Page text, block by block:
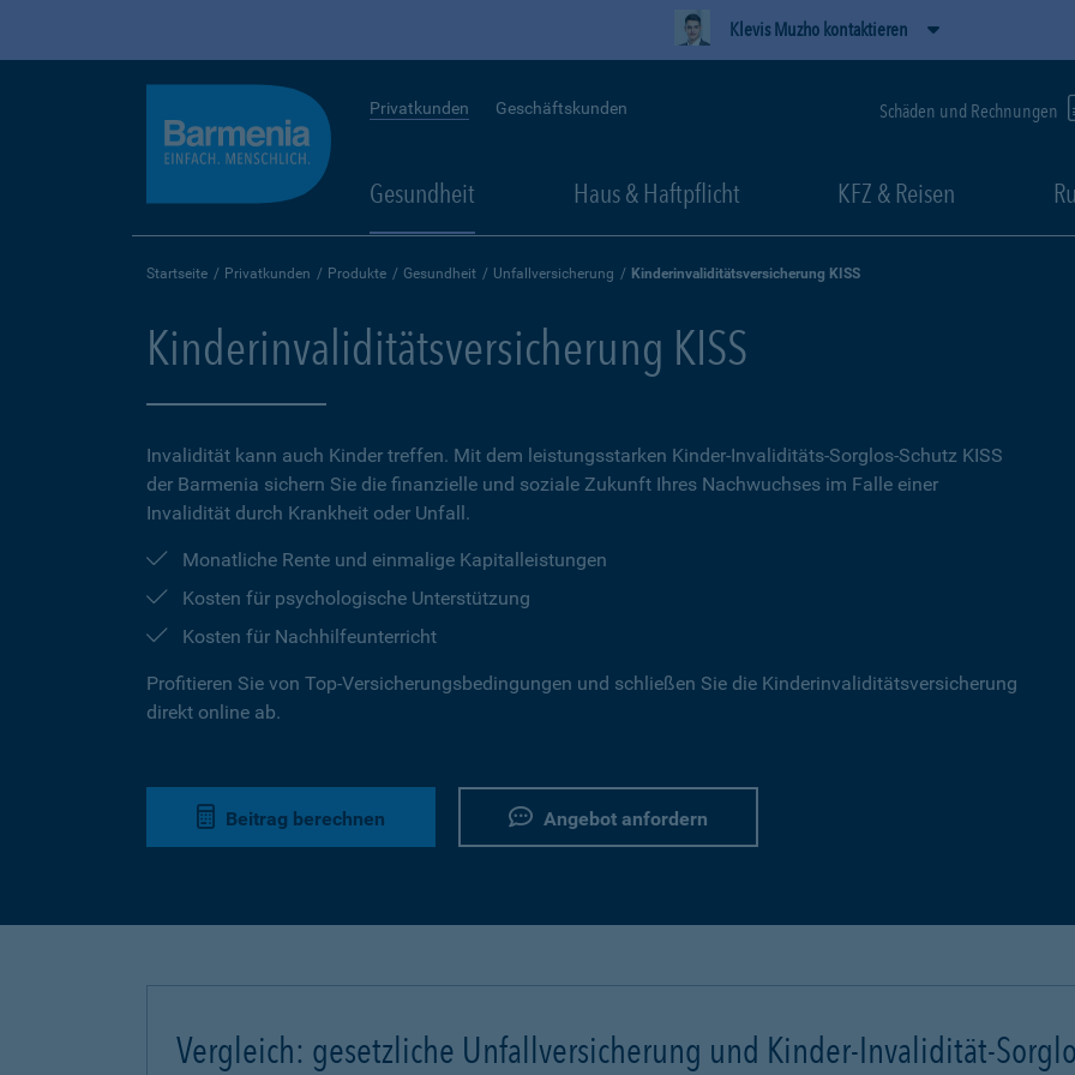
Klevis Muzho kontaktieren
Privatkunden Geschäftskunden Schäden und Rechnungen
Gesundheit Haus & Haftpflicht KFZ & Reisen
Startseite Privatkunden Produkte Gesundheit Unfallversicherung Kinderinvaliditätsversicherung KISS
Kinderinvaliditätsversicherung KISS
Invalidität kann auch Kinder treffen. Mit dem leistungsstarken Kinder-Invaliditäts-Sorglos-Schutz KISS
der Barmenia sichern Sie die finanzielle und soziale Zukunft Ihres Nachwuchses im Falle einer
Invalidität durch Krankheit oder Unfall.
Monatliche Rente und einmalige Kapitalleistungen
Kosten für psychologische Unterstützung
Kosten für Nachhilfeunterricht
Profitieren Sie von Top-Versicherungsbedingungen und schließen Sie die Kinderinvaliditätsversicherung
direkt online ab.
Beitrag berechnen Angebot anfordern
Vergleich: gesetzliche Unfallversicherung und Kinder-Invalidität-